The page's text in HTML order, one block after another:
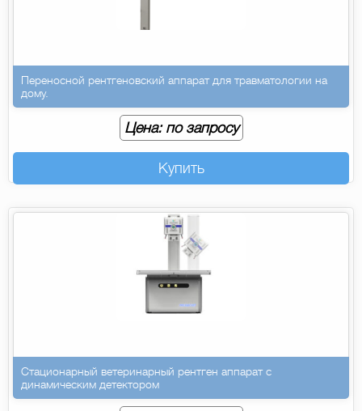
Переносной рентгеновский аппарат для травматологии на
дому.
Цена: по запросу
Купить
Стационарный ветеринарный рентген аппарат с
динамическим детектором